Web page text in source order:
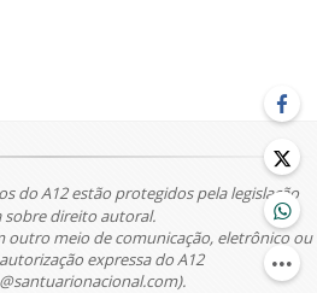
do A12 estão protegidos pela legislação
sobre direito autoral.
outro meio de comunicação, eletrônico ou
expressa do A12